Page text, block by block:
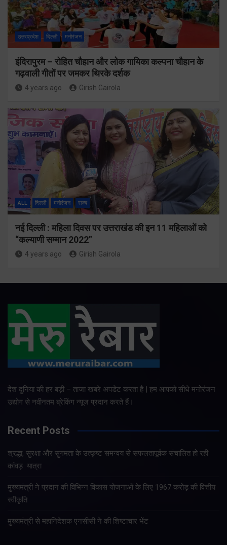
उत्तरप्रदेश दिल्ली मनोरंजन
इंदिरापुरम – रोहित चौहान और लोक गायिका कल्पना चौहान के
गढ़वाली गीतों पर जमकर थिरके दर्शक
4 years ago Girish Gairola
ALL दिल्ली मनोरंजन राज्य
नई दिल्ली : महिला दिवस पर उत्तराखंड की इन 11 महिलाओं को
“कल्याणी सम्मान 2022”
4 years ago Girish Gairola
देश दुनिया की हर बड़ी – ताजा खबरे अपडेट करता है | हम आपको सीधे मनोरंजन
उद्योग से नवीनतम ब्रेकिंग न्यूज प्रदान करते हैं।
Recent Posts
श्रद्धा, सुरक्षा और सुगमता के उत्कृष्ट समन्वय से सफलतापूर्वक संचालित हो रही
कांवड़ यात्रा
मुख्यमंत्री ने प्रदान की विभिन्न विकास योजनाओं के लिए 1967 करोड़ की वित्तीय
स्वीकृति
मुख्यमंत्री से महानिदेशक एनसीसी ने की शिष्टाचार भेंट